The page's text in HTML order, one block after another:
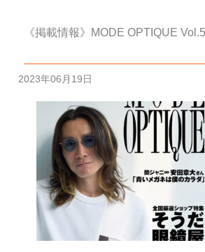
《掲載情報》MODE OPTIQUE
2023年06月19日